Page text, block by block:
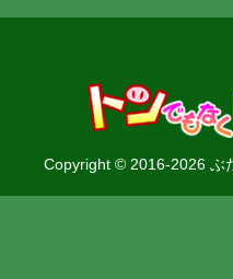
Copyright © 2016-2026 ぶ